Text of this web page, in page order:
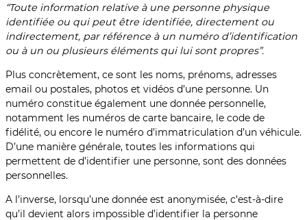
“Toute information relative à une personne physique
identifiée ou qui peut être identifiée, directement ou
indirectement, par référence à un numéro d’identification
ou à un ou plusieurs éléments qui lui sont propres”.
Plus concrètement, ce sont les noms, prénoms, adresses
email ou postales, photos et vidéos d’une personne. Un
numéro constitue également une donnée personnelle,
notamment les numéros de carte bancaire, le code de
fidélité, ou encore le numéro d’immatriculation d’un véhicule.
D’une manière générale, toutes les informations qui
permettent de d’identifier une personne, sont des données
personnelles.
A l’inverse, lorsqu’une donnée est anonymisée, c’est-à-dire
qu’il devient alors impossible d’identifier la personne